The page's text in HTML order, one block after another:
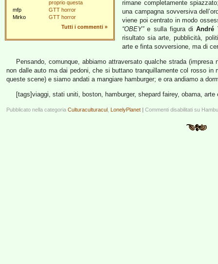
proprio questa
mfp
GTT horror
Mirko
GTT horror
Tutti i commenti »
rimane completamente
una campagna sovversiva
viene poi centrato in modo
“OBEY”e sulla figura diAndré
risultato sia arte, pubblicità,
arte e finta sovversione, ma di
Pensando, comunque, abbiamo attraversato qualche strada
non dalle auto ma dai pedoni, che si buttano tranquillamente col rosso
queste scene) e siamo andati a mangiare hamburger; e ora andiamo a
[tags]viaggi, stati uniti, boston, hamburger, shepard fairey, obama,
Pubblicato nella categoria Culturaculturacul LonelyPlanet | Commenti disabilitati su